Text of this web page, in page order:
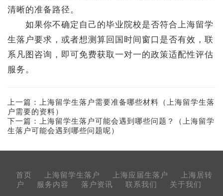
清晰的准备路径。
如果你不确定自己的毕业院校是否符合上海留学
生落户要求，或者想测算回国时间窗口是否有效，联
系凡图咨询，即可免费获取一对一的政策适配性评估
服务。
上一篇：
上海留学生落户需要准备哪些材料（上海留学生落
户需要的资料）
下一篇：
上海留学生落户可能会遇到哪些问题？（上海留学
生落户可能会遇到哪些问题呢）
首页 上海留学生落户 上海应届生落户
上海居转
户
服务内容 落户资讯 联系我们 关于我们